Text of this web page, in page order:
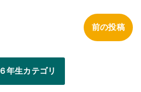
前の投稿
６年生カテゴリ